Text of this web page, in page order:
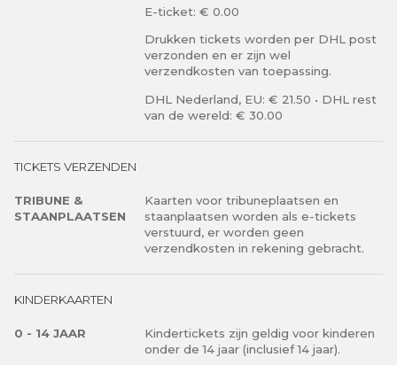
E-ticket: € 0.00
Drukken tickets worden per DHL post
verzonden en er zijn wel
verzendkosten van toepassing.
DHL Nederland, EU: € 21.50 • DHL rest
van de wereld: € 30.00
TICKETS VERZENDEN
TRIBUNE &
STAANPLAATSEN
Kaarten voor tribuneplaatsen en
staanplaatsen worden als e-tickets
verstuurd, er worden geen
verzendkosten in rekening gebracht.
KINDERKAARTEN
0 - 14 JAAR
Kindertickets zijn geldig voor kinderen
onder de 14 jaar (inclusief 14 jaar).